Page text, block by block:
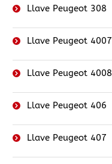
Llave Peugeot 308
Llave Peugeot 4007
Llave Peugeot 4008
Llave Peugeot 406
Llave Peugeot 407